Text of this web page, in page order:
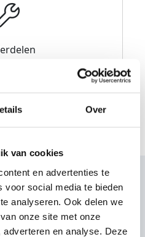
Over
van cookies
en advertenties te
voor social media te bieden
analyseren. Ook delen we
onze site met onze
en analyse. Deze